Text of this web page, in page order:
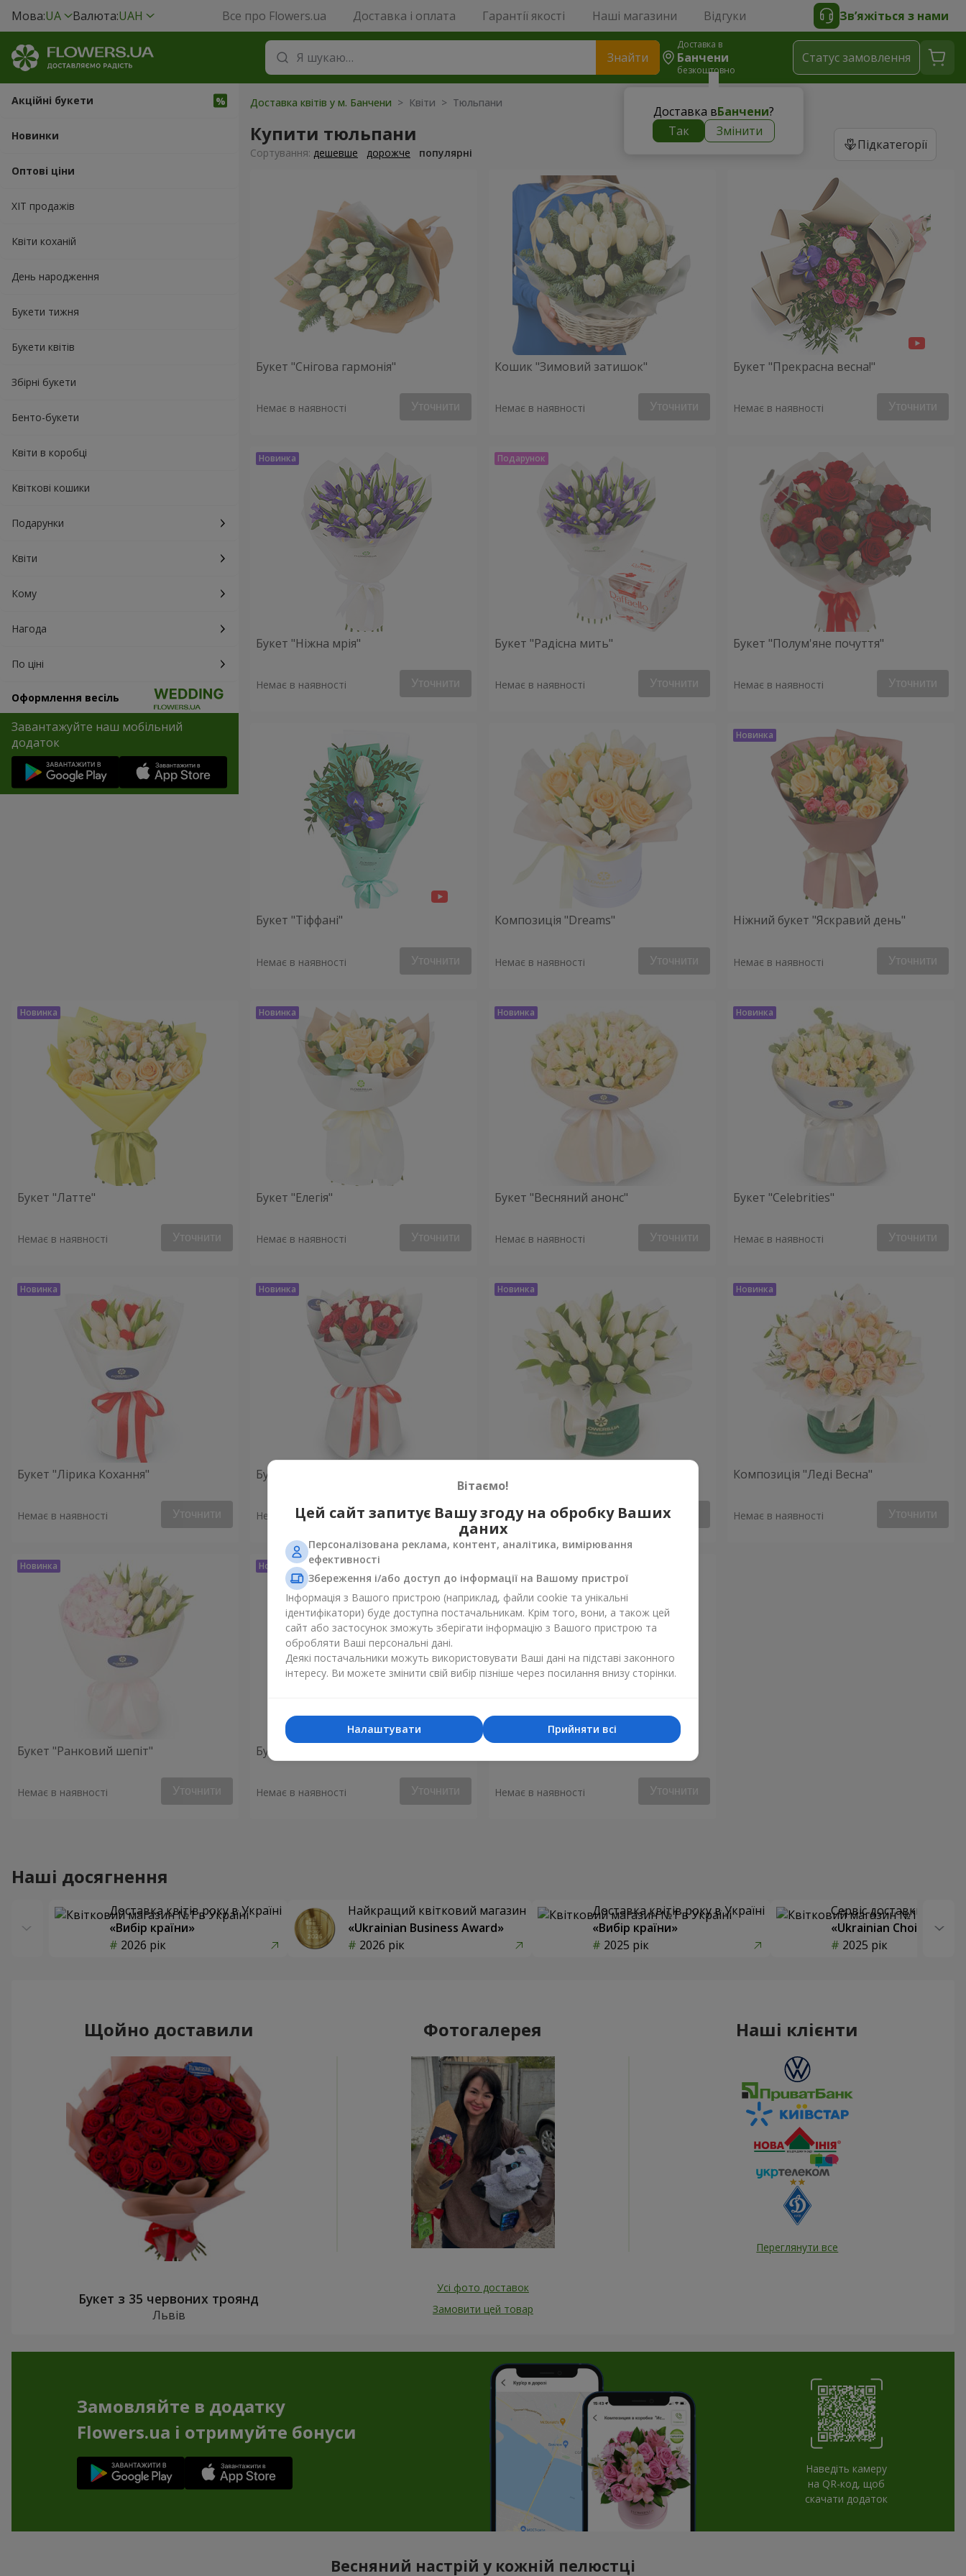
Мова:UA Валюта:UAH Все про Flowers.ua Доставка і оплата Гарантії якості Наші магазини Відгуки Зв’яжіться з нами
Знайти
Доставка в
Банчени
безкоштовно
Доставка вБанчени?
Так
Змінити
Статус замовлення
Акційні букети
Новинки
Оптові ціни
ХІТ продажів
Квіти коханій
День народження
Букети тижня
Букети квітів
Збірні букети
Бенто-букети
Квіти в коробці
Квіткові кошики
Подарунки
Квіти
Кому
Нагода
По ціні
Оформлення весіль
Завантажуйте наш мобільний
додаток
Доставка квітів у м. Банчени > Квіти > Тюльпани
Купити тюльпани Підкатегорії
Сортування: дешевше дорожче популярні
Букет "Снігова гармонія"
Немає в наявності Уточнити
Кошик "Зимовий затишок"
Немає в наявності Уточнити
Букет "Прекрасна весна!"
Немає в наявності Уточнити
Букет "Ніжна мрія"
Немає в наявності Уточнити
Букет "Радісна мить"
Немає в наявності Уточнити
Букет "Полум'яне почуття"
Немає в наявності Уточнити
Букет "Тіффані"
Немає в наявності Уточнити
Композиція "Dreams"
Немає в наявності Уточнити
Ніжний букет "Яскравий день"
Немає в наявності Уточнити
Букет "Латте"
Немає в наявності Уточнити
Букет "Елегія"
Немає в наявності Уточнити
Букет "Весняний анонс"
Немає в наявності Уточнити
Букет "Celebrities"
Немає в наявності Уточнити
Букет "Лірика Кохання"
Немає в наявності Уточнити
Букет "Стендаль"
Немає в наявності Уточнити Немає в наявності Уточнити
Композиція "Леді Весна"
Немає в наявності Уточнити
Букет "Ранковий шепіт"
Немає в наявності Уточнити
Букет "Ніжне почуття"
Немає в наявності Уточнити Немає в наявності Уточнити
Наші досягнення
Доставка квітів року в Україні
«Вибір країни»
2026 рік
Найкращий квітковий магазин
«Ukrainian Business Award»
2026 рік
Доставка квітів року в Україні
«Вибір країни»
2025 рік
Сервіс доставки квітів
«Ukrainian Choice»
2025 рік
Щойно доставили
Букет з 35 червоних троянд
Львів
Фотогалерея
Усі фото доставок
Замовити цей товар
Наші клієнти
Переглянути все
Замовляйте в додатку
Flowers.ua і отримуйте бонуси
Наведіть камеру
на QR-код, щоб
скачати додаток
Весняний настрій у кожній пелюстці
Вітаємо!
Цей сайт запитує Вашу згоду на обробку Ваших
даних
Персоналізована реклама, контент, аналітика, вимірювання
ефективності
Збереження і/або доступ до інформації на Вашому пристрої
Інформація з Вашого пристрою (наприклад, файли cookie та унікальні
ідентифікатори) буде доступна постачальникам. Крім того, вони, а також цей
сайт або застосунок зможуть зберігати інформацію з Вашого пристрою та
обробляти Ваші персональні дані.
Деякі постачальники можуть використовувати Ваші дані на підставі законного
інтересу. Ви можете змінити свій вибір пізніше через посилання внизу сторінки.
Прийняти всі
Налаштувати